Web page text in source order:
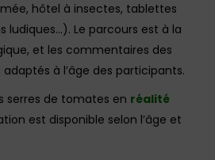
hôtel à insectes, tablettes
ludiques…). Le parcours est à la
et les commentaires des
à l’âge des participants.
serres de tomates en réalité
est disponible selon l’âge et